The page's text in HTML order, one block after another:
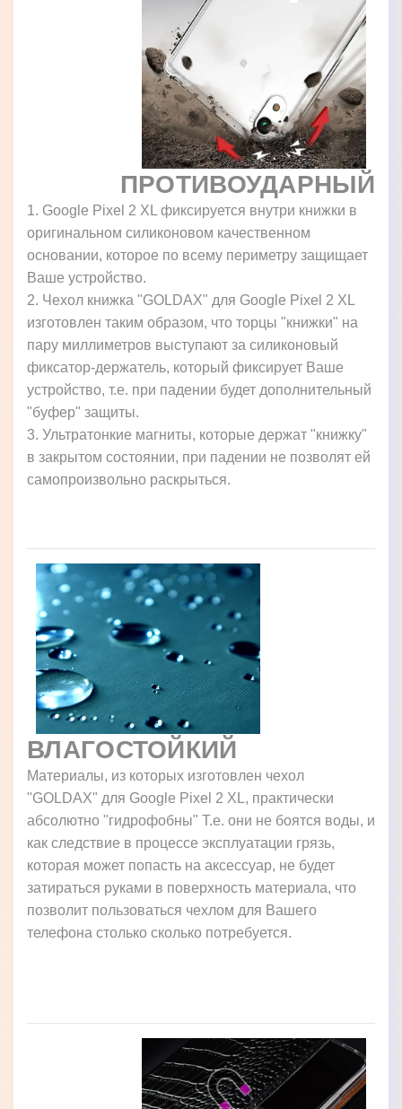
ПРОТИВОУДАРНЫЙ
1. Google Pixel 2 XL фиксируется внутри книжки в
оригинальном силиконовом качественном
основании, которое по всему периметру защищает
Ваше устройство.
2. Чехол книжка "GOLDAX" для Google Pixel 2 XL
изготовлен таким образом, что торцы "книжки" на
пару миллиметров выступают за силиконовый
фиксатор-держатель, который фиксирует Ваше
устройство, т.е. при падении будет дополнительный
"буфер" защиты.
3. Ультратонкие магниты, которые держат "книжку"
в закрытом состоянии, при падении не позволят ей
самопроизвольно раскрыться.
ВЛАГОСТОЙКИЙ
Материалы, из которых изготовлен чехол
"GOLDAX" для Google Pixel 2 XL, практически
абсолютно "гидрофобны" Т.е. они не боятся воды, и
как следствие в процессе эксплуатации грязь,
которая может попасть на аксессуар, не будет
затираться руками в поверхность материала, что
позволит пользоваться чехлом для Вашего
телефона столько сколько потребуется.